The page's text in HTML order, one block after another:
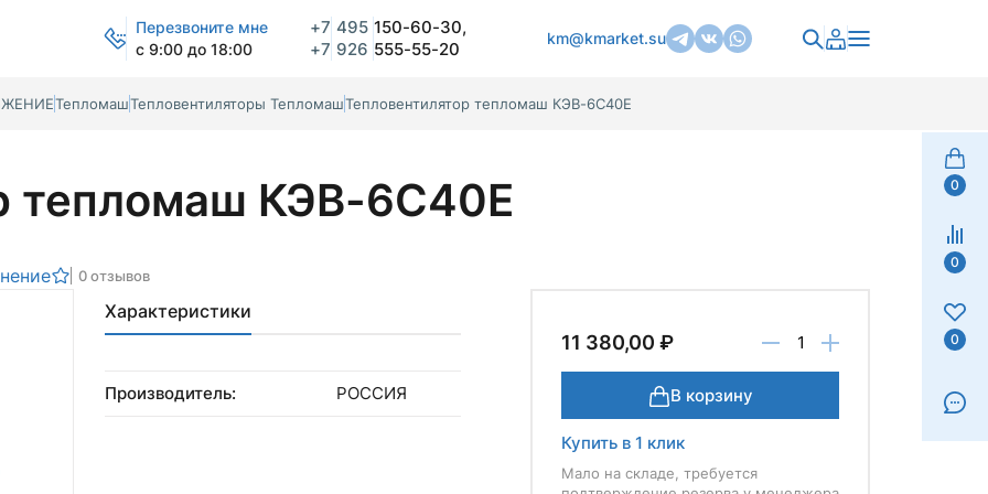
Перезвоните мне
с 9:00 до 18:00
+7 495 150-60-30,
+7 926 555-55-20
km@kmarket.su
0
0
0
ТепломашТепловентиляторы ТепломашТепловентилятор тепломаш КЭВ-6С40Е
тепломаш КЭВ-6С40Е
0 отзывов
Характеристики
Производитель: РОССИЯ
11 380,00 ₽
В корзину
Купить в 1 клик
Мало на складе, требуется